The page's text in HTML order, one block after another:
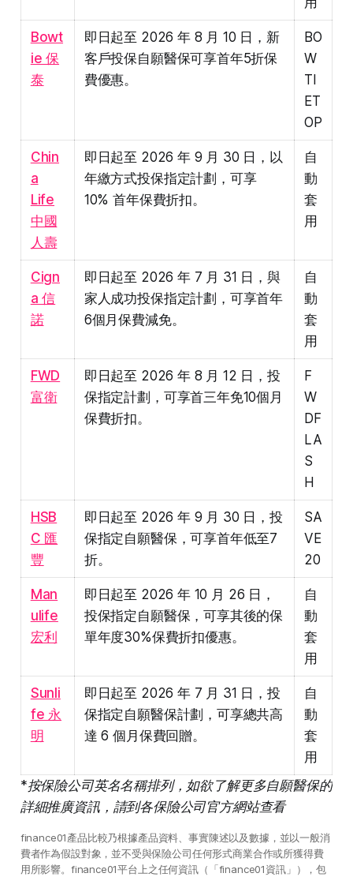
Bowt
ie 保
泰
即日起至 2026 年 8 月 10 日，新
客戶投保自願醫保可享首年5折保
費優惠。
BO
W
TI
ET
OP
Chin
a
Life
中國
人壽
即日起至 2026 年 9 月 30 日，以
年繳方式投保指定計劃，可享
10% 首年保費折扣。
自
動
套
用
Cign
a 信
諾
即日起至 2026 年 7 月 31 日，與
家人成功投保指定計劃，可享首年
6個月保費減免。
自
動
套
用
FWD
富衛
即日起至 2026 年 8 月 12 日，投
保指定計劃，可享首三年免10個月
保費折扣。
F
W
DF
LA
S
H
HSB
C 匯
豐
即日起至 2026 年 9 月 30 日，投
保指定自願醫保，可享首年低至7
折。
SA
VE
20
Man
ulife
宏利
即日起至 2026 年 10 月 26 日，
投保指定自願醫保，可享其後的保
單年度30%保費折扣優惠。
自
動
套
用
Sunli
fe 永
明
即日起至 2026 年 7 月 31 日，投
保指定自願醫保計劃，可享總共高
達 6 個月保費回贈。
自
動
套
用
*按保險公司英名名稱排列，如欲了解更多自願醫保的
詳細推廣資訊，請到各保險公司官方網站查看
finance01產品比較乃根據產品資料、事實陳述以及數據，並以一般消
費者作為假設對象，並不受與保險公司任何形式商業合作或所獲得費
用所影響。finance01平台上之任何資訊（「finance01資訊」），包